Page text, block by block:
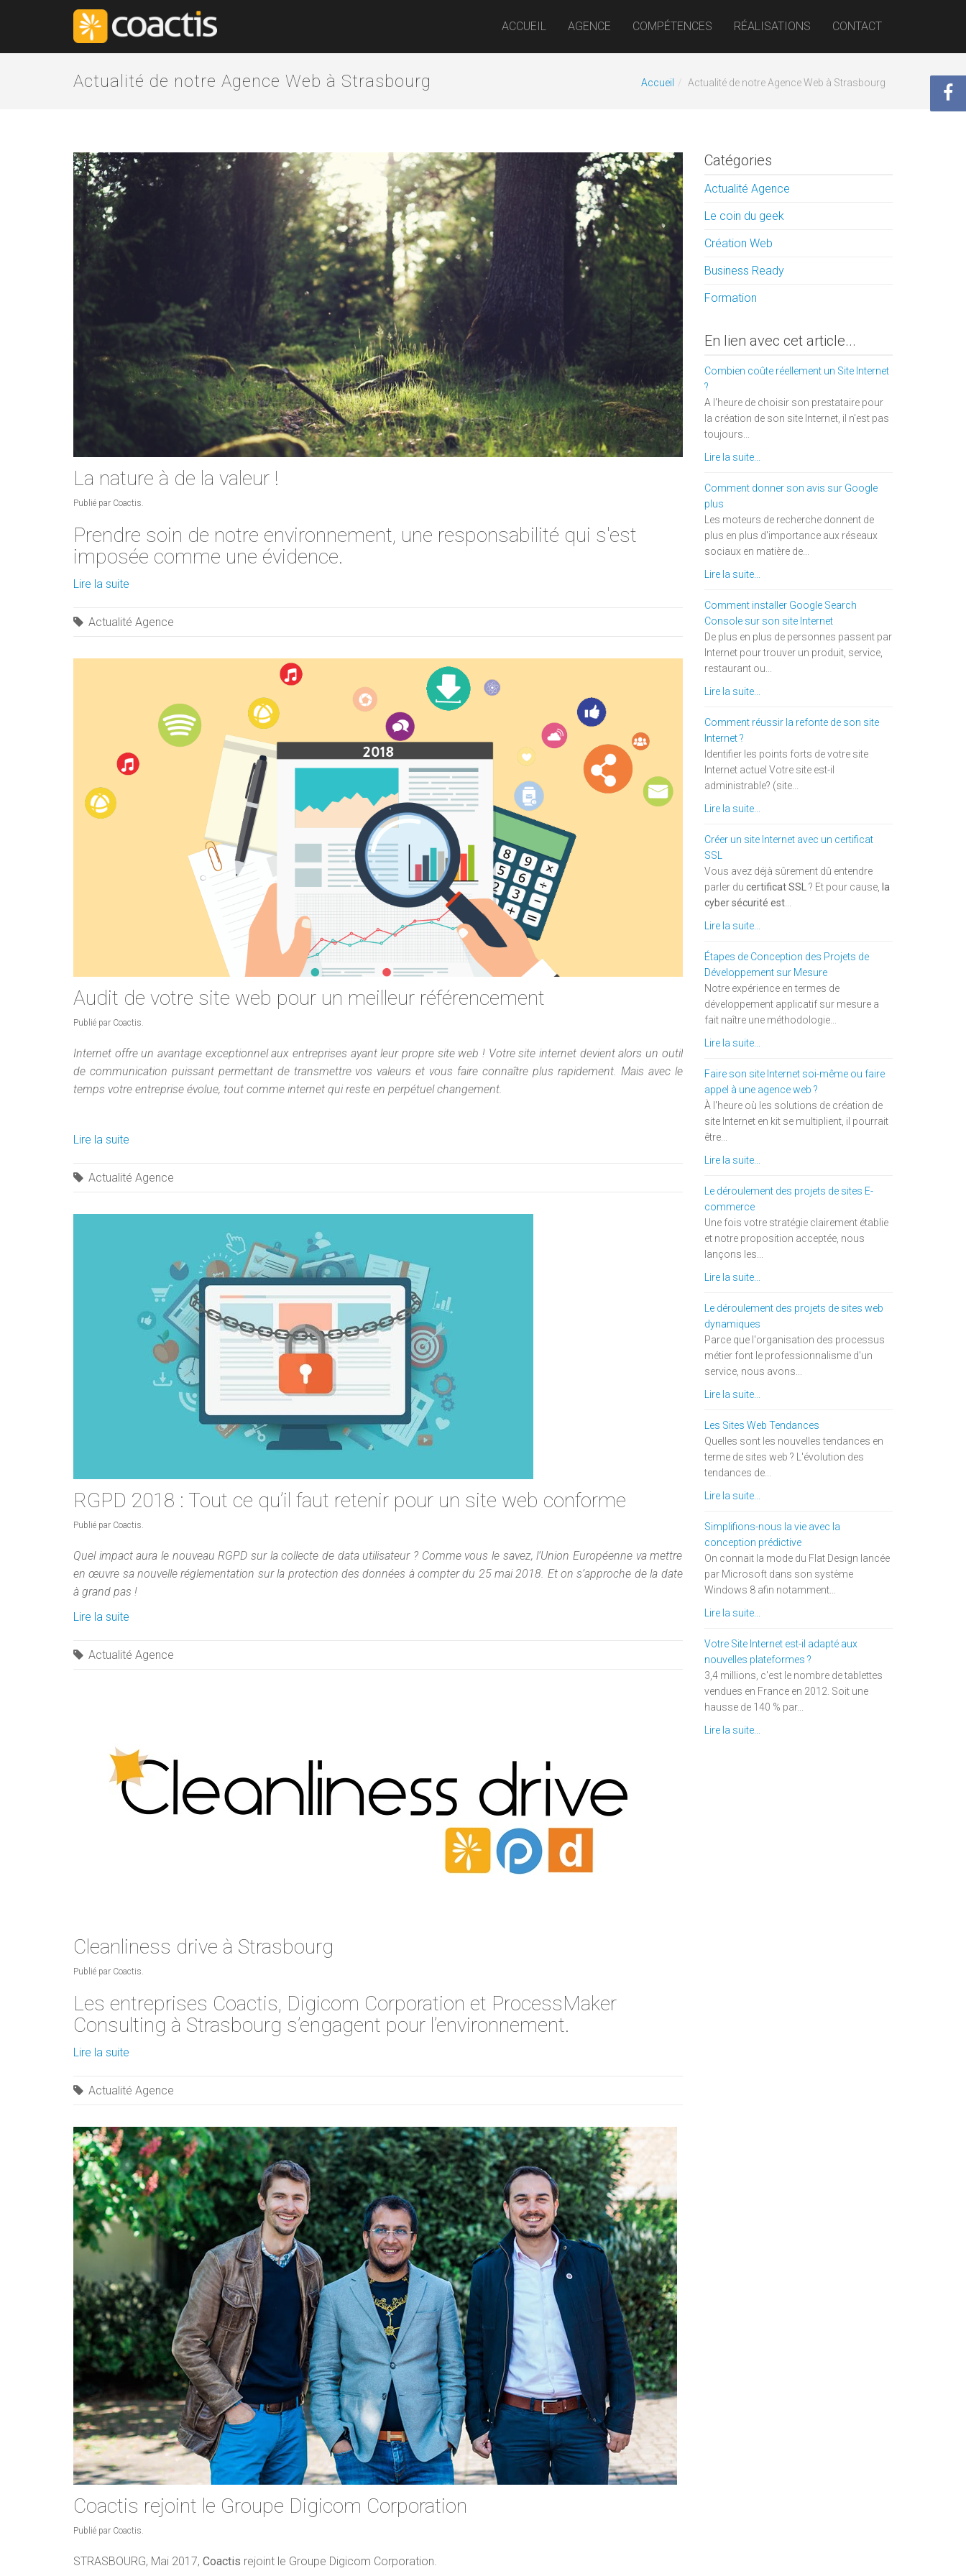
ACCUEIL AGENCE COMPÉTENCES RÉALISATIONS CONTACT
Actualité de notre Agence Web à Strasbourg Accueil Actualité de notre Agence Web à Strasbourg
La nature à de la valeur !
Publié par Coactis.
Prendre soin de notre environnement, une responsabilité qui s'est
imposée comme une évidence.
Lire la suite
Actualité Agence
Audit de votre site web pour un meilleur référencement
Publié par Coactis.
Internet offre un avantage exceptionnel aux entreprises ayant leur propre site web ! Votre site internet devient alors un outil
de communication puissant permettant de transmettre vos valeurs et vous faire connaître plus rapidement. Mais avec le
temps votre entreprise évolue, tout comme internet qui reste en perpétuel changement.
Lire la suite
Actualité Agence
RGPD 2018 : Tout ce qu’il faut retenir pour un site web conforme
Publié par Coactis.
Quel impact aura le nouveau RGPD sur la collecte de data utilisateur ? Comme vous le savez, l’Union Européenne va mettre
en œuvre sa nouvelle réglementation sur la protection des données à compter du 25 mai 2018. Et on s’approche de la date
à grand pas !
Lire la suite
Actualité Agence
Cleanliness drive à Strasbourg
Publié par Coactis.
Les entreprises Coactis, Digicom Corporation et ProcessMaker
Consulting à Strasbourg s’engagent pour l’environnement.
Lire la suite
Actualité Agence
Coactis rejoint le Groupe Digicom Corporation
Publié par Coactis.
STRASBOURG, Mai 2017, Coactis rejoint le Groupe Digicom Corporation.
Catégories
Actualité Agence
Le coin du geek
Création Web
Business Ready
Formation
En lien avec cet article...
Combien coûte réellement un Site Internet
?
A l'heure de choisir son prestataire pour
la création de son site Internet, il n'est pas
toujours...
Lire la suite...
Comment donner son avis sur Google
plus
Les moteurs de recherche donnent de
plus en plus d'importance aux réseaux
sociaux en matière de...
Lire la suite...
Comment installer Google Search
Console sur son site Internet
De plus en plus de personnes passent par
Internet pour trouver un produit, service,
restaurant ou...
Lire la suite...
Comment réussir la refonte de son site
Internet ?
Identifier les points forts de votre site
Internet actuel Votre site est-il
administrable? (site...
Lire la suite...
Créer un site Internet avec un certificat
SSL
Vous avez déjà sûrement dû entendre
parler du certificat SSL ? Et pour cause, la
cyber sécurité est...
Lire la suite...
Étapes de Conception des Projets de
Développement sur Mesure
Notre expérience en termes de
développement applicatif sur mesure a
fait naître une méthodologie...
Lire la suite...
Faire son site Internet soi-même ou faire
appel à une agence web ?
À l'heure où les solutions de création de
site Internet en kit se multiplient, il pourrait
être...
Lire la suite...
Le déroulement des projets de sites E-
commerce
Une fois votre stratégie clairement établie
et notre proposition acceptée, nous
lançons les...
Lire la suite...
Le déroulement des projets de sites web
dynamiques
Parce que l'organisation des processus
métier font le professionnalisme d'un
service, nous avons...
Lire la suite...
Les Sites Web Tendances
Quelles sont les nouvelles tendances en
terme de sites web ? L'évolution des
tendances de...
Lire la suite...
Simplifions-nous la vie avec la
conception prédictive
On connait la mode du Flat Design lancée
par Microsoft dans son système
Windows 8 afin notamment...
Lire la suite...
Votre Site Internet est-il adapté aux
nouvelles plateformes ?
3,4 millions, c'est le nombre de tablettes
vendues en France en 2012. Soit une
hausse de 140 % par...
Lire la suite...